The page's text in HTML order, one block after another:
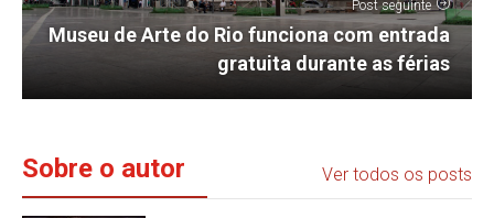
Post seguinte
Museu de Arte do Rio funciona com entrada
gratuita durante as férias
Sobre o autor Ver todos os posts